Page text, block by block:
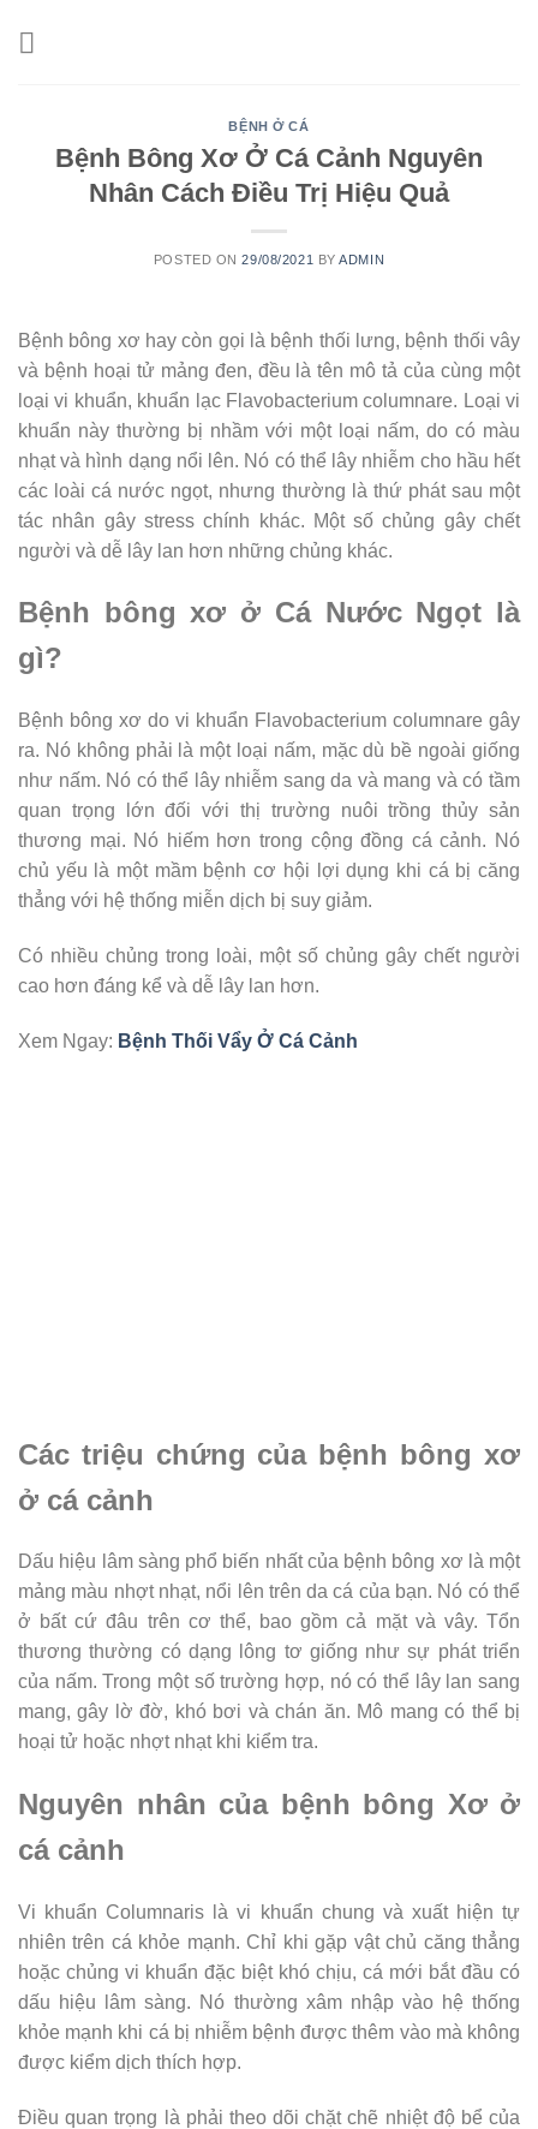
BỆNH Ở CÁ
Bệnh Bông Xơ Ở Cá Cảnh Nguyên
Nhân Cách Điều Trị Hiệu Quả
POSTED ON29/08/2021 BYADMIN
Bệnh bông xơ hay còn gọi là bệnh thối lưng, bệnh thối vây
và bệnh hoại tử mảng đen, đều là tên mô tả của cùng một
loại vi khuẩn, khuẩn lạc Flavobacterium columnare. Loại vi
khuẩn này thường bị nhầm với một loại nấm, do có màu
nhạt và hình dạng nổi lên. Nó có thể lây nhiễm cho hầu hết
các loài cá nước ngọt, nhưng thường là thứ phát sau một
tác nhân gây stress chính khác. Một số chủng gây chết
người và dễ lây lan hơn những chủng khác.
Bệnh bông xơ ở Cá Nước Ngọt là
gì?
Bệnh bông xơ do vi khuẩn Flavobacterium columnare gây
ra. Nó không phải là một loại nấm, mặc dù bề ngoài giống
như nấm. Nó có thể lây nhiễm sang da và mang và có tầm
quan trọng lớn đối với thị trường nuôi trồng thủy sản
thương mại. Nó hiếm hơn trong cộng đồng cá cảnh. Nó
chủ yếu là một mầm bệnh cơ hội lợi dụng khi cá bị căng
thẳng với hệ thống miễn dịch bị suy giảm.
Có nhiều chủng trong loài, một số chủng gây chết người
cao hơn đáng kể và dễ lây lan hơn.
Xem Ngay: Bệnh Thối Vẩy Ở Cá Cảnh
Các triệu chứng của bệnh bông xơ
ở cá cảnh
Dấu hiệu lâm sàng phổ biến nhất của bệnh bông xơ là một
mảng màu nhợt nhạt, nổi lên trên da cá của bạn. Nó có thể
ở bất cứ đâu trên cơ thể, bao gồm cả mặt và vây. Tổn
thương thường có dạng lông tơ giống như sự phát triển
của nấm. Trong một số trường hợp, nó có thể lây lan sang
mang, gây lờ đờ, khó bơi và chán ăn. Mô mang có thể bị
hoại tử hoặc nhợt nhạt khi kiểm tra.
Nguyên nhân của bệnh bông Xơ ở
cá cảnh
Vi khuẩn Columnaris là vi khuẩn chung và xuất hiện tự
nhiên trên cá khỏe mạnh. Chỉ khi gặp vật chủ căng thẳng
hoặc chủng vi khuẩn đặc biệt khó chịu, cá mới bắt đầu có
dấu hiệu lâm sàng. Nó thường xâm nhập vào hệ thống
khỏe mạnh khi cá bị nhiễm bệnh được thêm vào mà không
được kiểm dịch thích hợp.
Điều quan trọng là phải theo dõi chặt chẽ nhiệt độ bể của